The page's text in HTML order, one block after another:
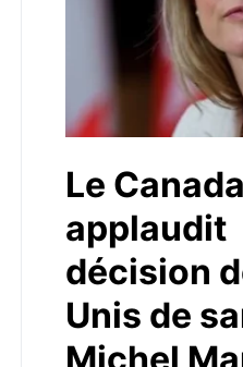
Le Canada
applaudit
décision
Unis de